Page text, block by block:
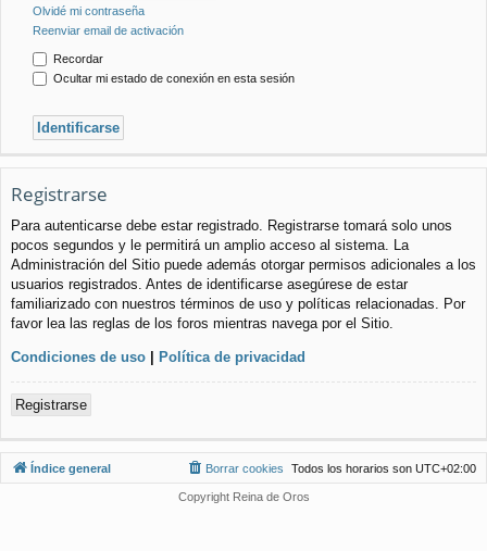
Olvidé mi contraseña
Reenviar email de activación
Recordar
Ocultar mi estado de conexión en esta sesión
Registrarse
Para autenticarse debe estar registrado. Registrarse tomará solo unos
pocos segundos y le permitirá un amplio acceso al sistema. La
Administración del Sitio puede además otorgar permisos adicionales a los
usuarios registrados. Antes de identificarse asegúrese de estar
familiarizado con nuestros términos de uso y políticas relacionadas. Por
favor lea las reglas de los foros mientras navega por el Sitio.
Condiciones de uso | Política de privacidad
Registrarse
Índice general Todos los horarios son UTC+02:00
Borrar cookies
Copyright Reina de Oros